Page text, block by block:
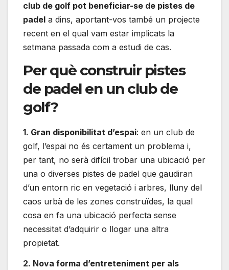
club de golf pot beneficiar-se de pistes de
padel a dins, aportant-vos també un projecte
recent en el qual vam estar implicats la
setmana passada com a estudi de cas.
Per què construir pistes
de padel en un club de
golf?
1. Gran disponibilitat d’espai: en un club de
golf, l’espai no és certament un problema i,
per tant, no serà difícil trobar una ubicació per
una o diverses pistes de padel que gaudiran
d’un entorn ric en vegetació i arbres, lluny del
caos urbà de les zones construïdes, la qual
cosa en fa una ubicació perfecta sense
necessitat d’adquirir o llogar una altra
propietat.
2. Nova forma d’entreteniment per als